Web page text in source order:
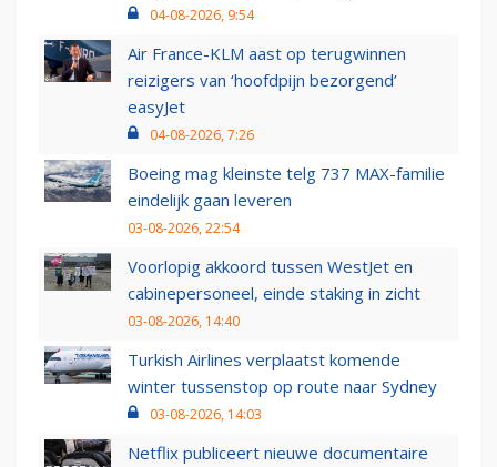
04-08-2026, 9:54
Air France-KLM aast op terugwinnen
reizigers van ‘hoofdpijn bezorgend’
easyJet
04-08-2026, 7:26
Boeing mag kleinste telg 737 MAX-familie
eindelijk gaan leveren
03-08-2026, 22:54
Voorlopig akkoord tussen WestJet en
cabinepersoneel, einde staking in zicht
03-08-2026, 14:40
Turkish Airlines verplaatst komende
winter tussenstop op route naar Sydney
03-08-2026, 14:03
Netflix publiceert nieuwe documentaire